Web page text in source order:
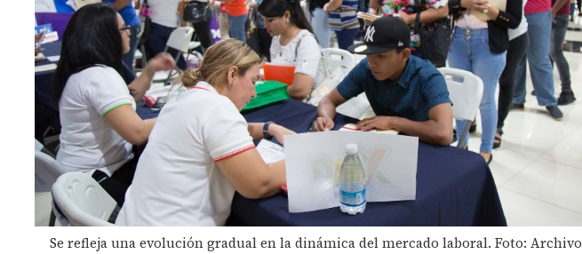
Se refleja una evolución gradual en la dinámica del mercado laboral. Foto: Archivo